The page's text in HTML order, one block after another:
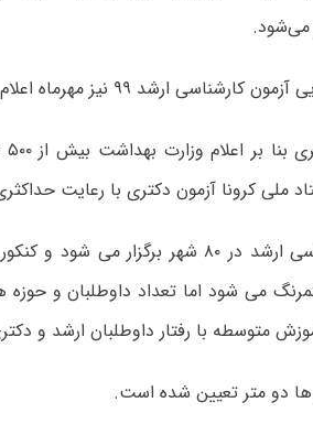
ارشد ۹۹ نیز مهرماه اعلام می شود.
ملی کرونا آزمون دکتری با رعایت
می شود اما تعداد داوطلبان و
متوسطه با رفتار داوطلبان ارشد و
دو متر تعیین شده است.